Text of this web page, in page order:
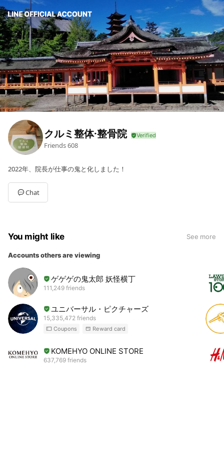
クルミ整体·整骨院
Friends608
2022年、院長が仕事の鬼と化しました！
Chat
You might like See more
Accounts others are viewing
ゲゲゲの鬼太郎 妖怪横丁
111,249 friends
ユニバーサル・ピクチャーズ
15,335,472 friends
Coupons Reward card
KOMEHYO ONLINE STORE
637,769 friends